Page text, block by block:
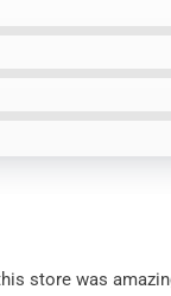
store was